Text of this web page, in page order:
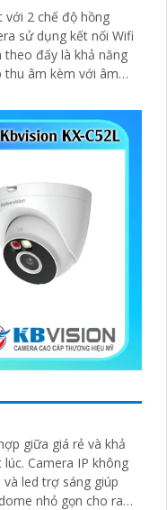
với 2 chế độ hồng
theo đấy là khả năng
thu âm kèm với âm
giữa giá rẻ và khả
led trợ sáng giúp
nhỏ gọn cho ra